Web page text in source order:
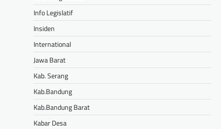
Info Legislatif
Insiden
International
Jawa Barat
Kab. Serang
Kab.Bandung
Kab.Bandung Barat
Kabar Desa